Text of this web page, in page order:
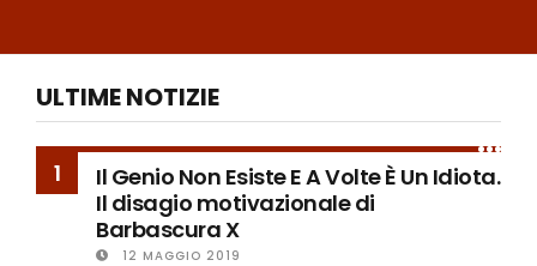
ULTIME NOTIZIE
1
Il Genio Non Esiste E A Volte È Un Idiota.
Il disagio motivazionale di
Barbascura X
12 MAGGIO 2019